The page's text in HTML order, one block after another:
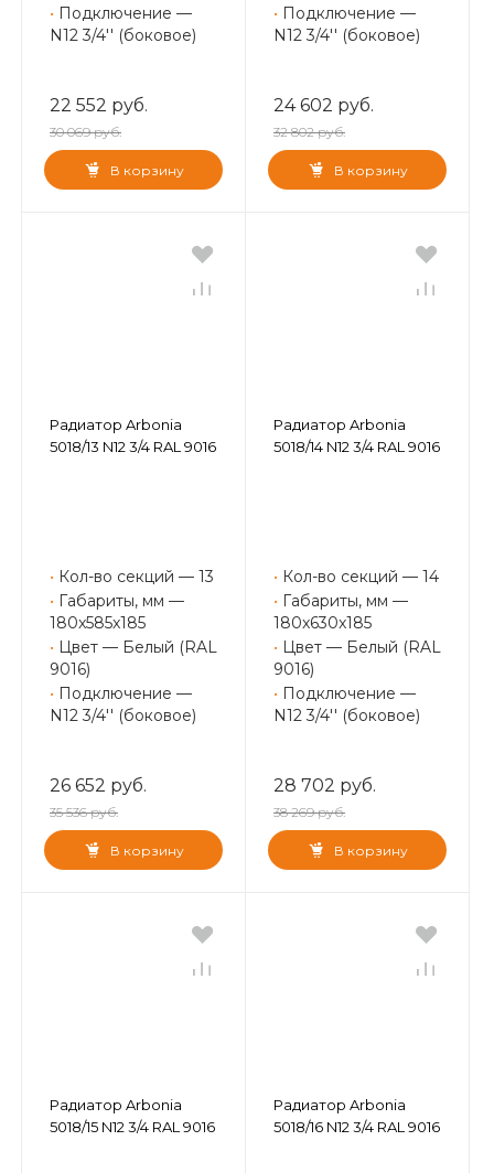
• Подключение —
N12 3/4'' (боковое)
22 552 руб.
30 069 руб.
В корзину
• Подключение —
N12 3/4'' (боковое)
24 602 руб.
32 802 руб.
В корзину
Радиатор Arbonia
5018/13 N12 3/4 RAL 9016
• Кол-во секций — 13
• Габариты, мм —
180x585x185
• Цвет — Белый (RAL
9016)
• Подключение —
N12 3/4'' (боковое)
26 652 руб.
35 536 руб.
В корзину
Радиатор Arbonia
5018/14 N12 3/4 RAL 9016
• Кол-во секций — 14
• Габариты, мм —
180x630x185
• Цвет — Белый (RAL
9016)
• Подключение —
N12 3/4'' (боковое)
28 702 руб.
38 269 руб.
В корзину
Радиатор Arbonia
5018/15 N12 3/4 RAL 9016
Радиатор Arbonia
5018/16 N12 3/4 RAL 9016